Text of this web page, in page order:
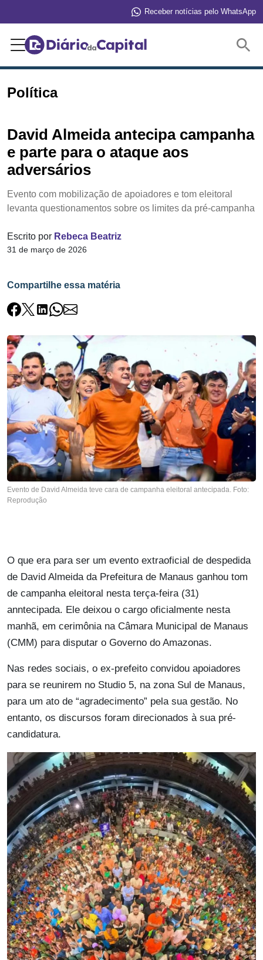
Receber notícias pelo WhatsApp
Política
David Almeida antecipa campanha
e parte para o ataque aos
adversários
Evento com mobilização de apoiadores e tom eleitoral
levanta questionamentos sobre os limites da pré-campanha
Escrito por Rebeca Beatriz
31 de março de 2026
Compartilhe essa matéria
Evento de David Almeida teve cara de campanha eleitoral antecipada. Foto:
Reprodução
O que era para ser um evento extraoficial de despedida
de David Almeida da Prefeitura de Manaus ganhou tom
de campanha eleitoral nesta terça-feira (31)
anntecipada. Ele deixou o cargo oficialmente nesta
manhã, em cerimônia na Câmara Municipal de Manaus
(CMM) para disputar o Governo do Amazonas.
Nas redes sociais, o ex-prefeito convidou apoiadores
para se reunirem no Studio 5, na zona Sul de Manaus,
para um ato de “agradecimento” pela sua gestão. No
entanto, os discursos foram direcionados à sua pré-
candidatura.